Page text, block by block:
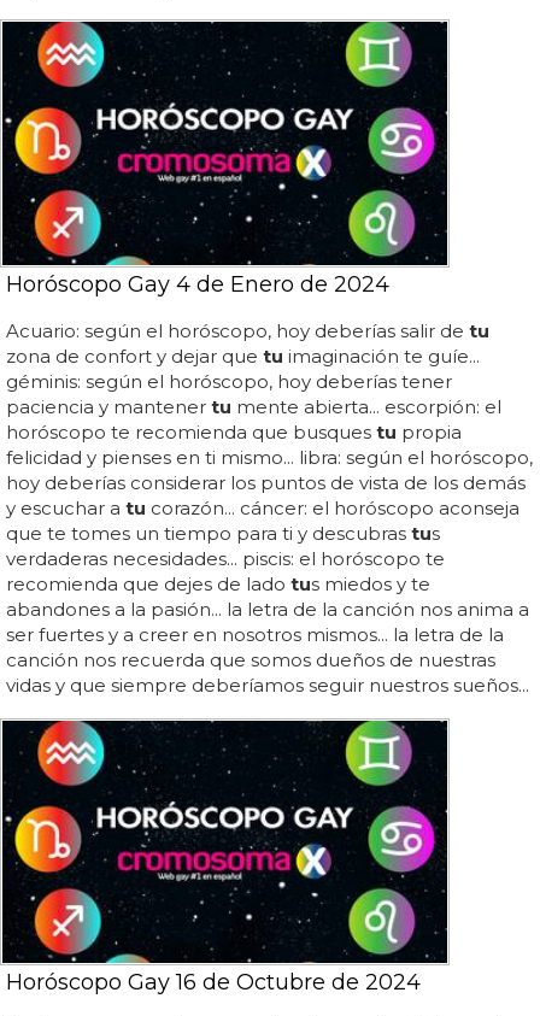
Horóscopo Gay 4 de Enero de 2024
Acuario: según el horóscopo, hoy deberías salir de tu
zona de confort y dejar que tu imaginación te guíe...
géminis: según el horóscopo, hoy deberías tener
paciencia y mantener tu mente abierta... escorpión: el
horóscopo te recomienda que busques tu propia
felicidad y pienses en ti mismo... libra: según el horóscopo,
hoy deberías considerar los puntos de vista de los demás
y escuchar a tu corazón... cáncer: el horóscopo aconseja
que te tomes un tiempo para ti y descubras tus
verdaderas necesidades... piscis: el horóscopo te
recomienda que dejes de lado tus miedos y te
abandones a la pasión... la letra de la canción nos anima a
ser fuertes y a creer en nosotros mismos... la letra de la
canción nos recuerda que somos dueños de nuestras
vidas y que siempre deberíamos seguir nuestros sueños...
Horóscopo Gay 16 de Octubre de 2024